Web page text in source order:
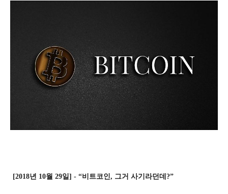
[2018년 10월 29일] - “비트코인, 그거 사기라던데?”